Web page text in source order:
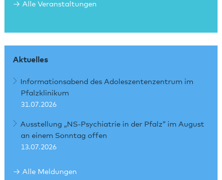
Alle Veranstaltungen
Aktuelles
Informationsabend des Adoleszentenzentrum im
Pfalzklinikum
31.07.2026
Ausstellung „NS-Psychiatrie in der Pfalz“ im August
an einem Sonntag offen
13.07.2026
Alle Meldungen